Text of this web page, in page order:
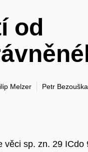
od
Melzer Petr Bezouška
věci sp. zn. 29